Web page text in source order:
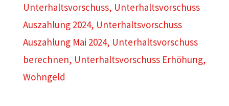
Unterhaltsvorschuss, Unterhaltsvorschuss
Auszahlung 2024, Unterhaltsvorschuss
Auszahlung Mai 2024, Unterhaltsvorschuss
berechnen, Unterhaltsvorschuss Erhöhung,
Wohngeld